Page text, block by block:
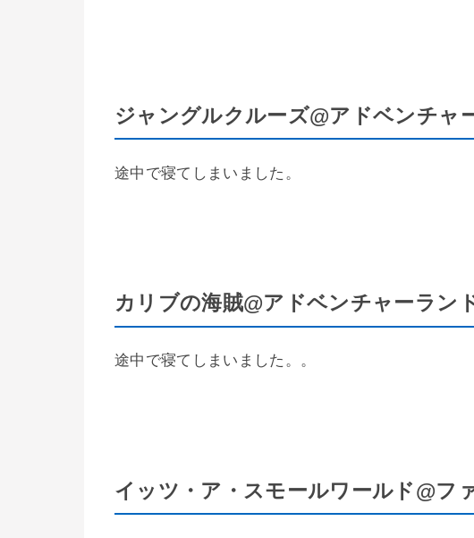
ジャングルクルーズ@アドベンチャ
途中で寝てしまいました。
カリブの海賊@アドベンチャーラン
途中で寝てしまいました。。
イッツ・ア・スモールワールド@フ